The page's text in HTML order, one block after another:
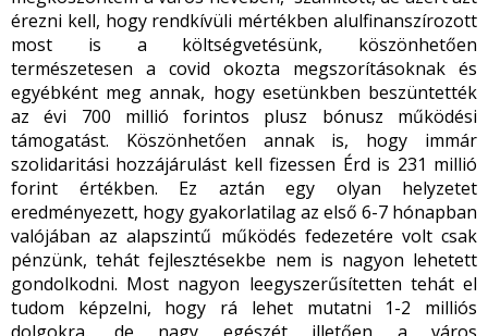
érezni kell, hogy rendkívüli mértékben alulfinanszírozott
most is a költségvetésünk, köszönhetően
természetesen a covid okozta megszorításoknak és
egyébként meg annak, hogy esetünkben beszüntették
az évi 700 millió forintos plusz bónusz működési
támogatást. Köszönhetően annak is, hogy immár
szolidaritási hozzájárulást kell fizessen Érd is 231 millió
forint értékben. Ez aztán egy olyan helyzetet
eredményezett, hogy gyakorlatilag az első 6-7 hónapban
valójában az alapszintű működés fedezetére volt csak
pénzünk, tehát fejlesztésekbe nem is nagyon lehetett
gondolkodni. Most nagyon leegyszerűsítetten tehát el
tudom képzelni, hogy rá lehet mutatni 1-2 milliós